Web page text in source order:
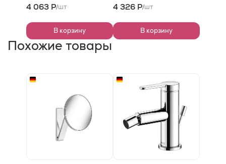
4 063 Р/шт
В корзину
4 326 Р/шт
В корзину
Похожие товары